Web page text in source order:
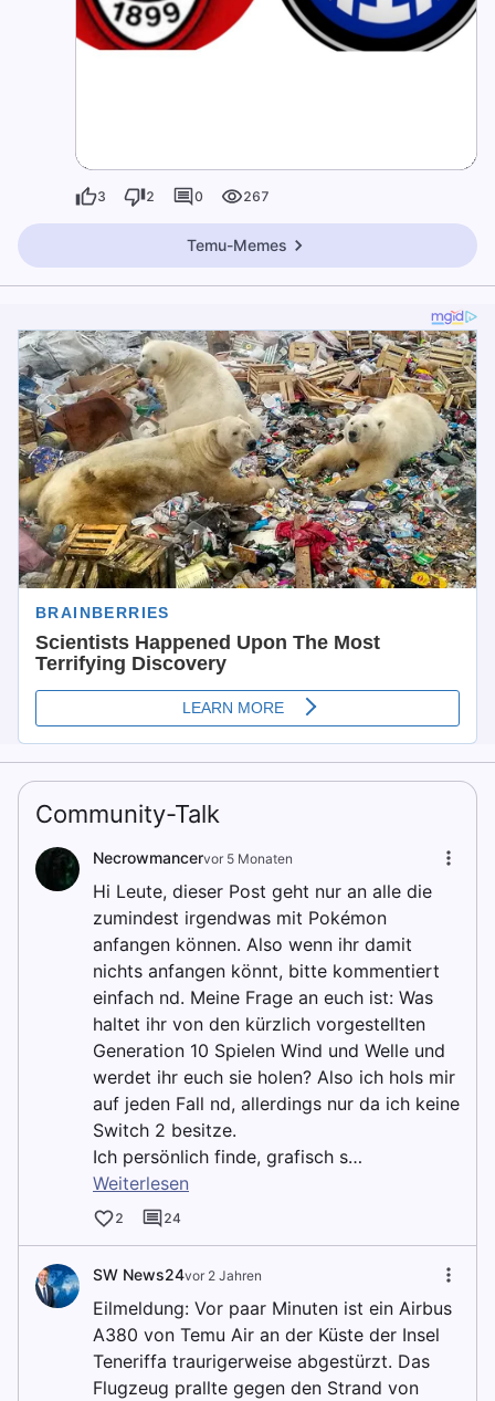
3 2 0 267
Temu-Memes
Community-Talk
Necrowmancervor 5 Monaten
Hi Leute, dieser Post geht nur an alle die
zumindest irgendwas mit Pokémon
anfangen können. Also wenn ihr damit
nichts anfangen könnt, bitte kommentiert
einfach nd. Meine Frage an euch ist: Was
haltet ihr von den kürzlich vorgestellten
Generation 10 Spielen Wind und Welle und
werdet ihr euch sie holen? Also ich hols mir
auf jeden Fall nd, allerdings nur da ich keine
Switch 2 besitze.
Ich persönlich finde, grafisch s…
Weiterlesen
2 24
SW News24vor 2 Jahren
Eilmeldung: Vor paar Minuten ist ein Airbus
A380 von Temu Air an der Küste der Insel
Teneriffa traurigerweise abgestürzt. Das
Flugzeug prallte gegen den Strand von